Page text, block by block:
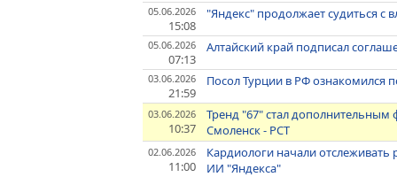
05.06.2026
15:08
"Яндекс" продолжает судиться с
05.06.2026
07:13
Алтайский край подписал
03.06.2026
21:59
Посол Турции в РФ ознакомился
03.06.2026
10:37
Тренд "67" стал
Смоленск - РСТ
02.06.2026
11:00
Кардиологи начали отслеживать
ИИ "Яндекса"